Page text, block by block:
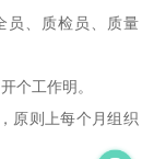
员、质检员、质量
个工作明。
原则上每个月组织